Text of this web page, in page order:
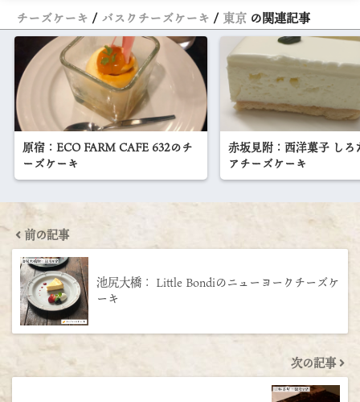
チーズケーキ バスクチーズケーキ 東京 の関連記事
原宿：ECO FARM CAFE 632のチ
ーズケーキ
赤坂見附：西洋菓子 しろ
アチーズケーキ
前の記事
池尻大橋： Little Bondiのニューヨークチーズケ
ーキ
次の記事